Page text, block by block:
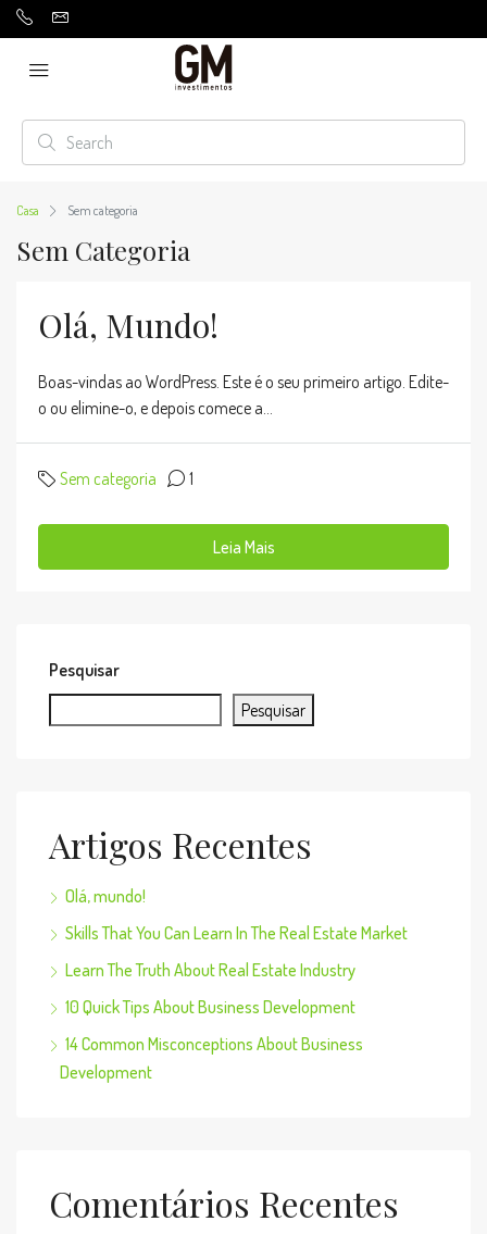
Casa Sem categoria
Sem Categoria
Olá, Mundo!
Boas-vindas ao WordPress. Este é o seu primeiro artigo. Edite-
o ou elimine-o, e depois comece a...
Sem categoria 1
Leia Mais
Pesquisar
Pesquisar
Artigos Recentes
Olá, mundo!
Skills That You Can Learn In The Real Estate Market
Learn The Truth About Real Estate Industry
10 Quick Tips About Business Development
14 Common Misconceptions About Business
Development
Comentários Recentes